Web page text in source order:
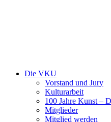
Die VKU
Vorstand und Jury
Kulturarbeit
100 Jahre Kunst –
Mitglieder
Mitglied werden